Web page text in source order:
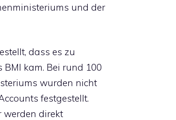
und der
dass es zu
kam. Bei rund 100
wurden nicht
festgestellt.
werden direkt